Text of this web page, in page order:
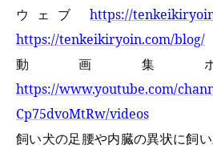
ウェブ https://
https://tenkeikiryoin.com/blog/
動画集
https://www.youtube.com/
Cp75dvoMtRw/videos
飼い犬の足腰や内臓の異状に飼